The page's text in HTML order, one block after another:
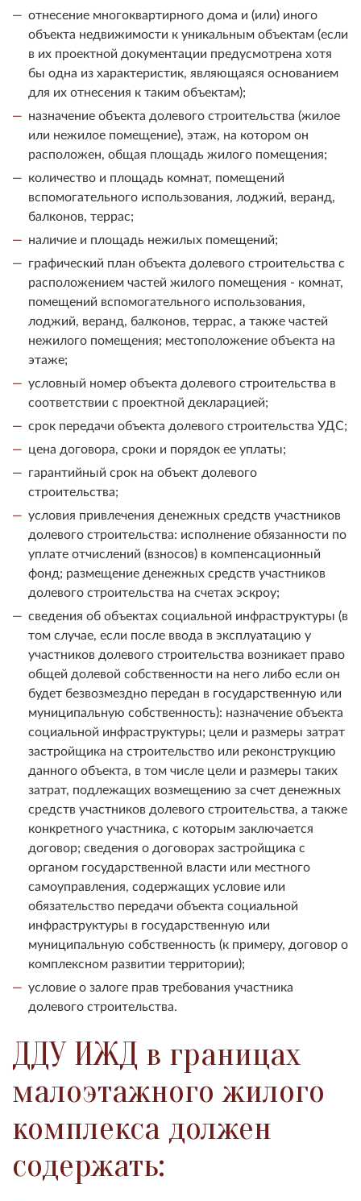
отнесение многоквартирного дома и (или) иного
объекта недвижимости к уникальным объектам (если
в их проектной документации предусмотрена хотя
бы одна из характеристик, являющаяся основанием
для их отнесения к таким объектам);
назначение объекта долевого строительства (жилое
или нежилое помещение), этаж, на котором он
расположен, общая площадь жилого помещения;
количество и площадь комнат, помещений
вспомогательного использования, лоджий, веранд,
балконов, террас;
наличие и площадь нежилых помещений;
графический план объекта долевого строительства с
расположением частей жилого помещения - комнат,
помещений вспомогательного использования,
лоджий, веранд, балконов, террас, а также частей
нежилого помещения; местоположение объекта на
этаже;
условный номер объекта долевого строительства в
соответствии с проектной декларацией;
срок передачи объекта долевого строительства УДС;
цена договора, сроки и порядок ее уплаты;
гарантийный срок на объект долевого
строительства;
условия привлечения денежных средств участников
долевого строительства: исполнение обязанности по
уплате отчислений (взносов) в компенсационный
фонд; размещение денежных средств участников
долевого строительства на счетах эскроу;
сведения об объектах социальной инфраструктуры (в
том случае, если после ввода в эксплуатацию у
участников долевого строительства возникает право
общей долевой собственности на него либо если он
будет безвозмездно передан в государственную или
муниципальную собственность): назначение объекта
социальной инфраструктуры; цели и размеры затрат
застройщика на строительство или реконструкцию
данного объекта, в том числе цели и размеры таких
затрат, подлежащих возмещению за счет денежных
средств участников долевого строительства, а также
конкретного участника, с которым заключается
договор; сведения о договорах застройщика с
органом государственной власти или местного
самоуправления, содержащих условие или
обязательство передачи объекта социальной
инфраструктуры в государственную или
муниципальную собственность (к примеру, договор о
комплексном развитии территории);
условие о залоге прав требования участника
долевого строительства.
ДДУ ИЖД в границах
малоэтажного жилого
комплекса должен
содержать: